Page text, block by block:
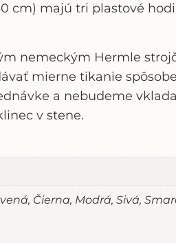
cm) majú tri plastové
nemeckým Hermle
mierne tikanie
a nebudeme
v stene.
Čierna, Modrá, Sivá,